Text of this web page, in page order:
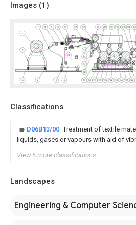
Images (1)
Classifications
D06B13/00 Treatment of textile
liquids, gases or vapours with aid of
View 5 more classifications
Landscapes
Engineering & Computer